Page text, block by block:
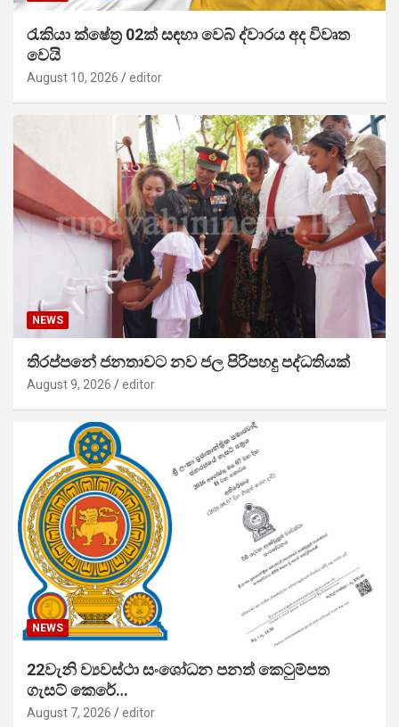
රැකියා ක්ෂේත්‍ර 02ක් සඳහා වෙබ් ද්වාරය අද විවෘත
වෙයි
August 10, 2026 editor
NEWS
තිරප්පනේ ජනතාවට නව ජල පිරිපහදු පද්ධතියක්
August 9, 2026 editor
NEWS
22වැනි ව්‍යවස්ථා සංශෝධන පනත් කෙටුම්පත
ගැසට් කෙරේ…
August 7, 2026 editor